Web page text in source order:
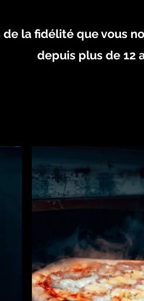
de la fidélité que vous
depuis plus de 12